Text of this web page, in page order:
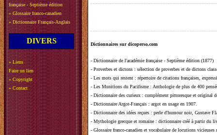
française - Septième édition
» Glossaire franco-canadien
» Dictionnaire Français-Anglais
DIVERS
» Liens
Faire un lien
» Copyright
» Contact
Dictionnaires sur dicoperso.com
- Dictionnaire de l'académie française - Septième édition (1877)
- Proverbes et dictons : sélection de proverbes et de dictons
- Les mots qui restent : répertoire de citations françaises,
- Les Munitions du Pacifisme : Anthologie de plus de 400
- Dictionnaire des curieux : complément pittoresque et original
- Dictionnaire Argot-Français : argot en usage en 1907.
- Dictionnaire des idées reçues : perle d'humour noir, Gustave
- Mythologie grecque et romaine : dictionnaire créé à partir du
- Glossaire franco-canadien et vocabulaire de locutions vicieuses